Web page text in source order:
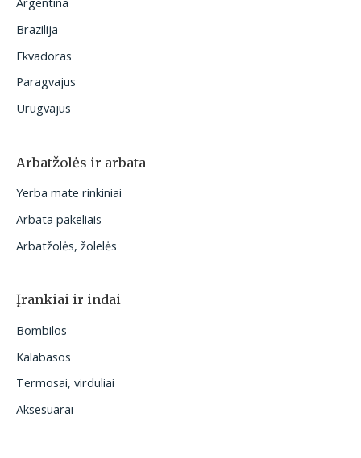
Brazilija
Ekvadoras
Paragvajus
Urugvajus
Arbatžolės ir arbata
Yerba mate rinkiniai
Arbata pakeliais
Arbatžolės, žolelės
Įrankiai ir indai
Bombilos
Kalabasos
Termosai, virduliai
Aksesuarai